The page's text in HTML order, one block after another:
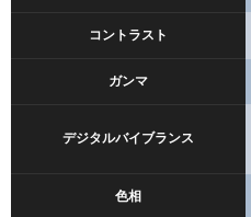
コントラスト
ガンマ
デジタルバイブランス
色相